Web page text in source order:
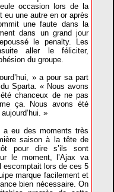
occasion lors de la
eu une autre en or après
une faute dans la
dans un grand jour
le penalty. Les
aller le féliciter,
du groupe.
» a pour sa part
Sparta. « Nous avons
chanceux de ne pas
ça. Nous avons été
»
eu des moments très
saison à la tête de
pour dire s’ils sont
le moment, l’Ajax va
escomptait lors de ces 5
marque facilement et
bien nécessaire. On